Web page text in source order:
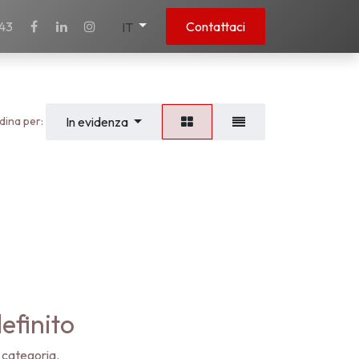
IT Contattaci
per: In evidenza